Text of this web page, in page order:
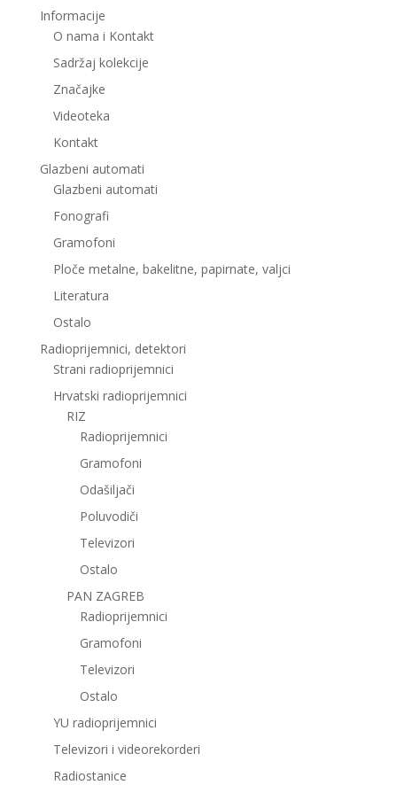
Informacije
O nama i Kontakt
Sadržaj kolekcije
Značajke
Videoteka
Kontakt
Glazbeni automati
Glazbeni automati
Fonografi
Gramofoni
Ploče metalne, bakelitne, papirnate, valjci
Literatura
Ostalo
Radioprijemnici, detektori
Strani radioprijemnici
Hrvatski radioprijemnici
RIZ
Radioprijemnici
Gramofoni
Odašiljači
Poluvodiči
Televizori
Ostalo
PAN ZAGREB
Radioprijemnici
Gramofoni
Televizori
Ostalo
YU radioprijemnici
Televizori i videorekorderi
Radiostanice